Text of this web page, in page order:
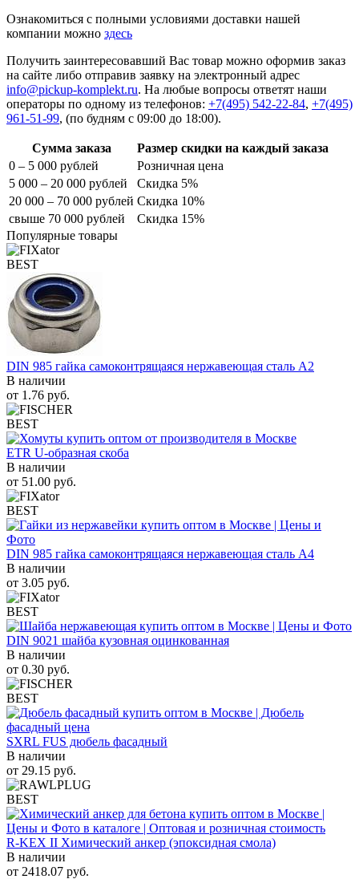
Ознакомиться с полными условиями доставки нашей
компании можно здесь
Получить заинтересовавший Вас товар можно оформив заказ
на сайте либо отправив заявку на электронный адрес
info@pickup-komplekt.ru. На любые вопросы ответят наши
операторы по одному из телефонов: +7(495) 542-22-84, +7(495)
961-51-99, (по будням с 09:00 до 18:00).
Сумма заказа
Размер скидки на каждый заказа
0 – 5 000 рублей
Розничная цена
5 000 – 20 000 рублей
Скидка 5%
20 000 – 70 000 рублей Скидка 10%
свыше 70 000 рублей
Скидка 15%
Популярные товары
BEST
DIN 985 гайка самоконтрящаяся нержавеющая сталь A2
В наличии
от 1.76 руб.
BEST
ETR U-образная скоба
В наличии
от 51.00 руб.
BEST
DIN 985 гайка самоконтрящаяся нержавеющая сталь A4
В наличии
от 3.05 руб.
BEST
DIN 9021 шайба кузовная оцинкованная
В наличии
от 0.30 руб.
BEST
SXRL FUS дюбель фасадный
В наличии
от 29.15 руб.
BEST
R-KEX II Химический анкер (эпоксидная смола)
В наличии
от 2418.07 руб.